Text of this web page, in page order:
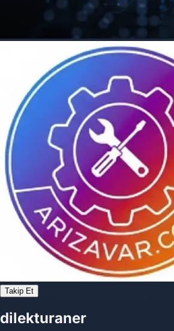
Takip Et
dilekturaner